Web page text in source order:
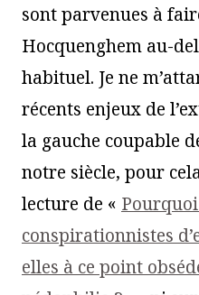
sont parvenues à
Hocquenghem au-
habituel. Je ne
récents enjeux de
la gauche coupable
notre siècle, pour
lecture de «
conspirationnistes
elles à ce point